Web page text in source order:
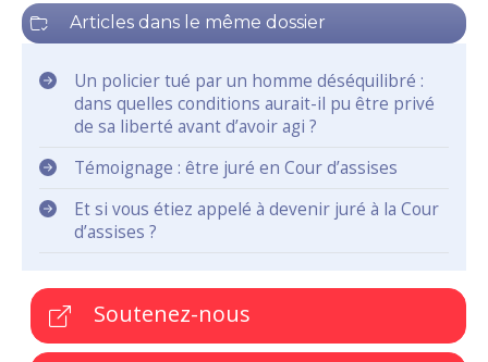
Articles dans le même dossier
Un policier tué par un homme déséquilibré :
dans quelles conditions aurait-il pu être privé
de sa liberté avant d’avoir agi ?
Témoignage : être juré en Cour d’assises
Et si vous étiez appelé à devenir juré à la Cour
d’assises ?
Soutenez-nous